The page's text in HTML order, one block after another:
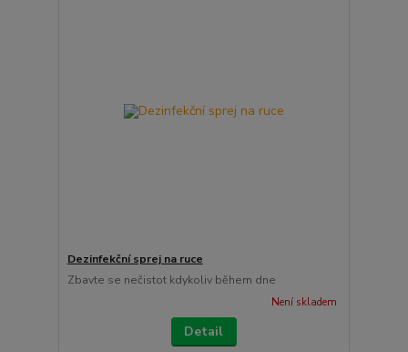
Dezinfekční sprej na ruce
Zbavte se nečistot kdykoliv během dne
Není skladem
Detail